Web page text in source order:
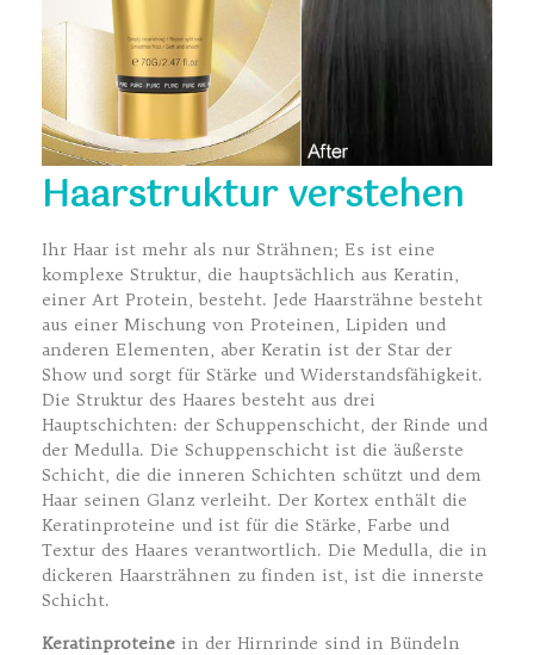
Haarstruktur verstehen
Ihr Haar ist mehr als nur Strähnen; Es ist eine
komplexe Struktur, die hauptsächlich aus Keratin,
einer Art Protein, besteht. Jede Haarsträhne besteht
aus einer Mischung von Proteinen, Lipiden und
anderen Elementen, aber Keratin ist der Star der
Show und sorgt für Stärke und Widerstandsfähigkeit.
Die Struktur des Haares besteht aus drei
Hauptschichten: der Schuppenschicht, der Rinde und
der Medulla. Die Schuppenschicht ist die äußerste
Schicht, die die inneren Schichten schützt und dem
Haar seinen Glanz verleiht. Der Kortex enthält die
Keratinproteine und ist für die Stärke, Farbe und
Textur des Haares verantwortlich. Die Medulla, die in
dickeren Haarsträhnen zu finden ist, ist die innerste
Schicht.
Keratinproteine in der Hirnrinde sind in Bündeln